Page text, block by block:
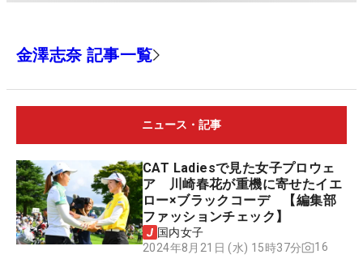
金澤志奈 記事一覧
ニュース・記事
CAT Ladiesで見た女子プロウェ
ア 川崎春花が重機に寄せたイエ
ロー×ブラックコーデ 【編集部
ファッションチェック】
国内女子
2024年8月21日 (水) 15時37分
16